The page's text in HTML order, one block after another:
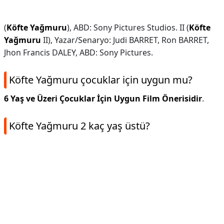
(Köfte Yağmuru), ABD: Sony Pictures Studios. II (Köfte
Yağmuru II), Yazar/Senaryo: Judi BARRET, Ron BARRET,
Jhon Francis DALEY, ABD: Sony Pictures.
Köfte Yağmuru çocuklar için uygun mu?
6 Yaş ve Üzeri Çocuklar İçin Uygun Film Önerisidir.
Köfte Yağmuru 2 kaç yaş üstü?